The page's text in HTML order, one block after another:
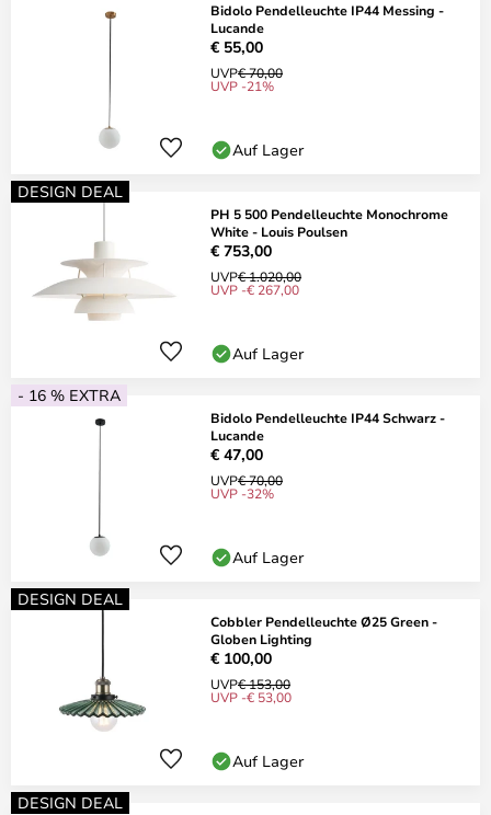
Bidolo Pendelleuchte IP44 Messing -
Lucande
€ 55,00
UVP€ 70,00
UVP -21%
Auf Lager
DESIGN DEAL
PH 5 500 Pendelleuchte Monochrome
White - Louis Poulsen
€ 753,00
UVP€ 1.020,00
UVP -€ 267,00
Auf Lager
- 16 % EXTRA
Bidolo Pendelleuchte IP44 Schwarz -
Lucande
€ 47,00
UVP€ 70,00
UVP -32%
Auf Lager
DESIGN DEAL
Cobbler Pendelleuchte Ø25 Green -
Globen Lighting
€ 100,00
UVP€ 153,00
UVP -€ 53,00
Auf Lager
DESIGN DEAL